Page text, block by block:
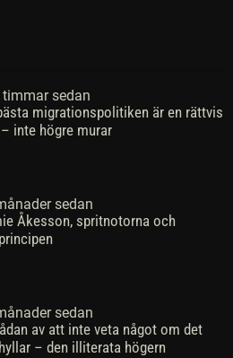
timmar sedan
migrationspolitiken är en rättvis
inte högre murar
sedan
Åkesson, spritnotorna och
sedan
av att inte veta något om det
– den illiterata högern